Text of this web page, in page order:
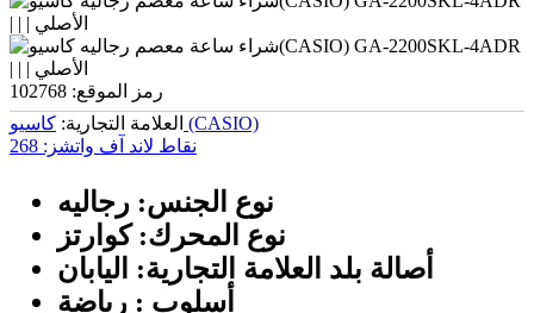
رمز الموقع: 102768
العلامة التجارية: کاسیو (CASIO)
نقاط لاند آف واتشز: 268
نوع الجنس: رجالیه
نوع المحرك: كوارتز
أصالة بلد العلامة التجارية: اليابان
أسلوب : رياضة